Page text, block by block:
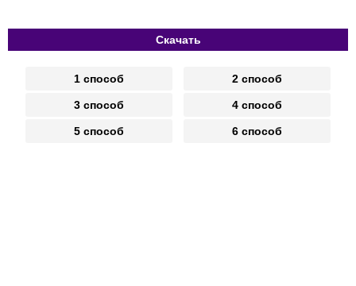
Скачать
1 способ 2 способ
3 способ 4 способ
5 способ 6 способ